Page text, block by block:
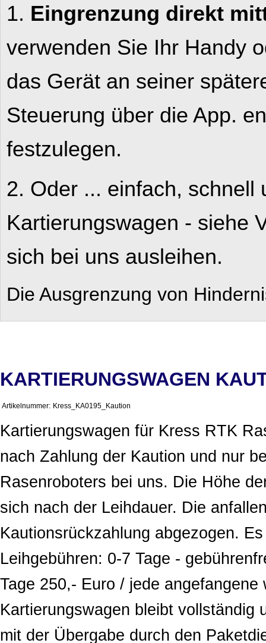
1. Eingrenzung direkt
verwenden Sie Ihr Handy
das Gerät an seiner
Steuerung über die App.
festzulegen.
2. Oder ... einfach, schnell
Kartierungswagen - siehe
sich bei uns ausleihen.
Die Ausgrenzung von
KARTIERUNGSWAGEN
Artikelnummer: Kress_KA0195_Kaution
Kartierungswagen für Kress RTK
nach Zahlung der Kaution und nur
Rasenroboters bei uns. Die Höhe
sich nach der Leihdauer. Die
Kautionsrückzahlung abgezogen.
Leihgebühren: 0-7 Tage -
Tage 250,- Euro / jede
Kartierungswagen bleibt vollständig
mit der Übergabe durch den